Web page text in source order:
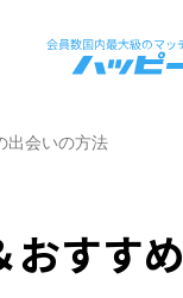
出会いの方法
おすすめ